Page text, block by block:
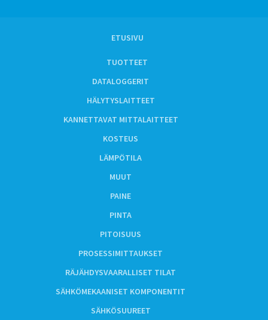
ETUSIVU
TUOTTEET
DATALOGGERIT
HÄLYTYSLAITTEET
KANNETTAVAT MITTALAITTEET
KOSTEUS
LÄMPÖTILA
MUUT
PAINE
PINTA
PITOISUUS
PROSESSIMITTAUKSET
RÄJÄHDYSVAARALLISET TILAT
SÄHKÖMEKAANISET KOMPONENTIT
SÄHKÖSUUREET